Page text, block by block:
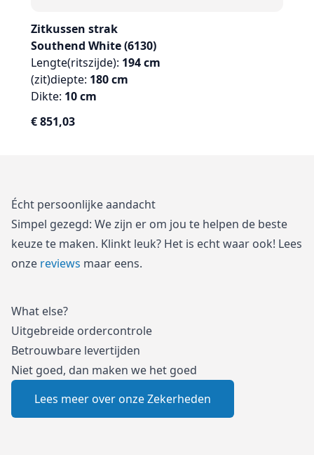
Zitkussen strak
Southend White (6130)
Lengte(ritszijde): 194cm
(zit)diepte: 180cm
Dikte: 10cm
€851,03
Écht persoonlijke aandacht
Simpel gezegd: We zijn er om jou te helpen de beste
keuze te maken. Klinkt leuk? Het is echt waar ook! Lees
onze reviews maar eens.
What else?
Uitgebreide ordercontrole
Betrouwbare levertijden
Niet goed, dan maken we het goed
Lees meer over onze Zekerheden